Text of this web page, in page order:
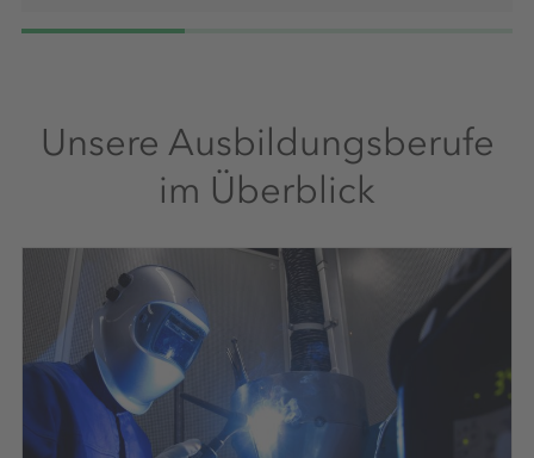
Unsere Ausbildungsberufe
im Überblick